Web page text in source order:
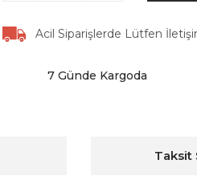
Acil Siparişlerde Lütfen
7 Günde Kargoda
Taksit